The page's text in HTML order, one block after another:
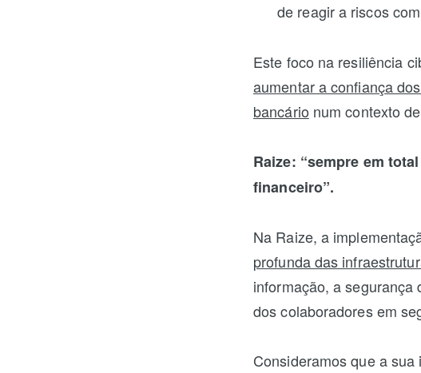
de reagir a riscos
Este foco na resiliência
aumentar a confiança
bancário num contexto
Raize: “sempre em
financeiro”.
Na Raize, a
profunda das
informação, a
dos colaboradores em
Consideramos que a